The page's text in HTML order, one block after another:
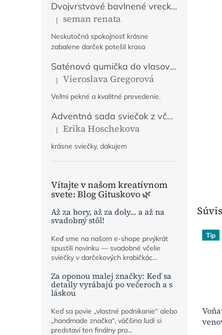
Dvojvrstvové bavlnené vrecko na chlieb s výšivkou - Fialové
Hodnotenie produktu je 5 z 5 hviezdičiek.
| seman renata
Neskutočná spokojnosť krásne
zabalene darček potešil krasa
Saténová gumička do vlasov Tajomstvo jesene
Hodnotenie produktu je 5 z 5 hviezdičiek.
| Vieroslava Gregorová
Veľmi pekné a kvalitné prevedenie.
Adventná sada sviečok z včelieho vosku | Mier, Viera, Láska, Nádej | Prírodný adventný veniec
Hodnotenie produktu je 5 z 5 hviezdičiek.
| Erika Hoschekova
krásne sviečky, dakujem
Vítajte v našom kreatívnom
svete: Blog Gituskovo 🌿
Až za hory, až za doly... a až na
svadobný stôl!
Keď sme na našom e-shope prvýkrát
spustili novinku — svadobné včelie
sviečky v darčekových krabičkác...
Za oponou malej značky: Keď sa
detaily vyrábajú po večeroch a s
láskou
Keď sa povie „vlastné podnikanie“ alebo
„handmade značka“, väčšina ľudí si
predstaví ten finálny pro...
Tip